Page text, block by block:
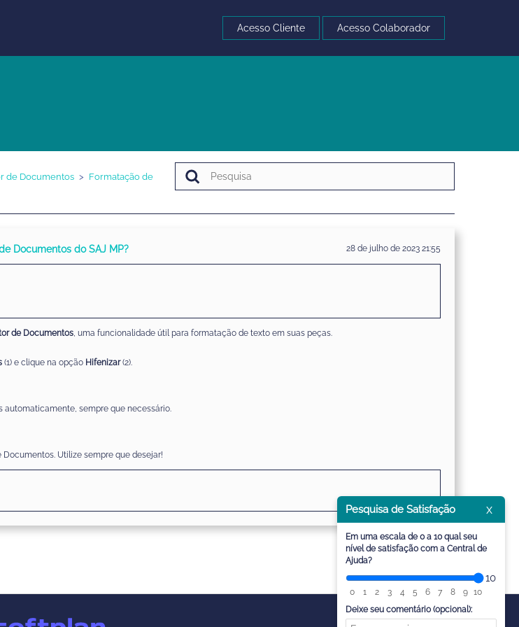
Acesso Cliente Acesso Colaborador
de Documentos
Formatação de
Documentos do SAJ MP? 28 de julho de 2023 21:55
de Documentos, uma funcionalidade útil para formatação de texto em suas peças.
(1) e clique na opção Hifenizar(2).
automaticamente, sempre que necessário.
Utilize sempre que desejar!
Pesquisa de Satisfação x
Em uma escala de 0 a 10 qual seu
nível de satisfação com a Central de
Ajuda?
10
0 1 2 3 4 5 6 7 8 9
10
Deixe seu comentário (opcional):